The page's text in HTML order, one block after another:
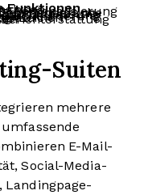
Funktionen
Personalisierung
und Zielgruppenansprache
Lernen
Suiten
mehrere
E-Mail-
Social-Media-
Landingpage-